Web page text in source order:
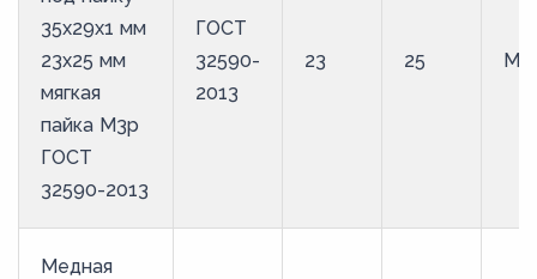
35х29х1 мм
23х25 мм
мягкая
пайка М3р
ГОСТ
32590-2013
ГОСТ
32590-
2013
23 25
Медная